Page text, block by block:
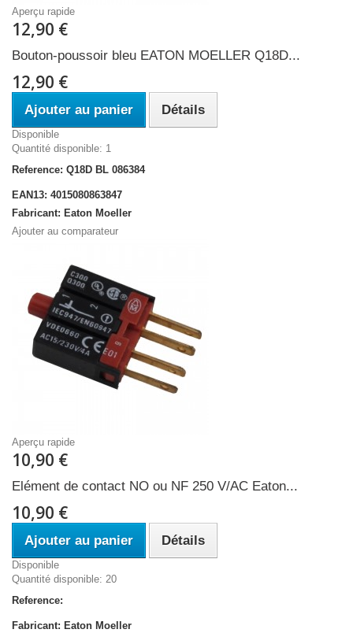
Aperçu rapide
12,90 €
Bouton-poussoir bleu EATON MOELLER Q18D...
12,90 €
Ajouter au panier Détails
Disponible
Quantité disponible: 1
Reference: Q18D BL 086384
EAN13: 4015080863847
Fabricant: Eaton Moeller
Ajouter au comparateur
Aperçu rapide
10,90 €
Elément de contact NO ou NF 250 V/AC Eaton...
10,90 €
Ajouter au panier Détails
Disponible
Quantité disponible: 20
Reference:
Fabricant: Eaton Moeller